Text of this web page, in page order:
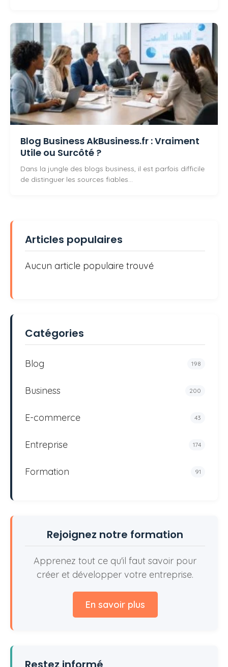
Blog Business AkBusiness.fr : Vraiment
Utile ou Surcôté ?
Dans la jungle des blogs business, il est parfois difficile
de distinguer les sources fiables…
Articles populaires
Aucun article populaire trouvé
Catégories
Blog 198
Business 200
E-commerce 43
Entreprise 174
Formation 91
Rejoignez notre formation
Apprenez tout ce qu'il faut savoir pour
créer et développer votre entreprise.
En savoir plus